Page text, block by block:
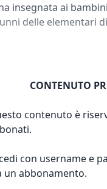
insegnata ai
delle elementari di
CONTENUTO
contenuto è
con username e
un abbonamento.